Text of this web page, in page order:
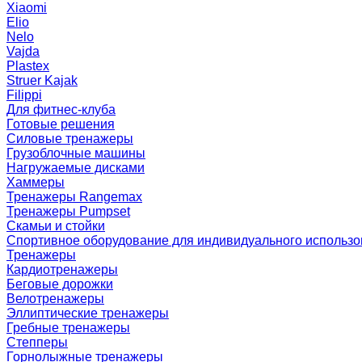
Xiaomi
Elio
Nelo
Vajda
Plastex
Struer Kajak
Filippi
Для фитнес-клуба
Готовые решения
Силовые тренажеры
Грузоблочные машины
Нагружаемые дисками
Хаммеры
Тренажеры Rangemax
Тренажеры Pumpset
Скамьи и стойки
Спортивное оборудование для индивидуального
Тренажеры
Кардиотренажеры
Беговые дорожки
Велотренажеры
Эллиптические тренажеры
Гребные тренажеры
Степперы
Горнолыжные тренажеры